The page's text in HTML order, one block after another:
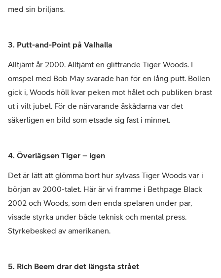
med sin briljans.
3. Putt-and-Point på Valhalla
Alltjämt år 2000. Alltjämt en glittrande Tiger Woods. I
omspel med Bob May svarade han för en lång putt. Bollen
gick i, Woods höll kvar peken mot hålet och publiken brast
ut i vilt jubel. För de närvarande åskådarna var det
säkerligen en bild som etsade sig fast i minnet.
4. Överlägsen Tiger – igen
Det är lätt att glömma bort hur sylvass Tiger Woods var i
början av 2000-talet. Här är vi framme i Bethpage Black
2002 och Woods, som den enda spelaren under par,
visade styrka under både teknisk och mental press.
Styrkebesked av amerikanen.
5. Rich Beem drar det längsta strået